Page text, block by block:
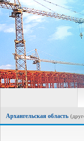
Архангельская область (